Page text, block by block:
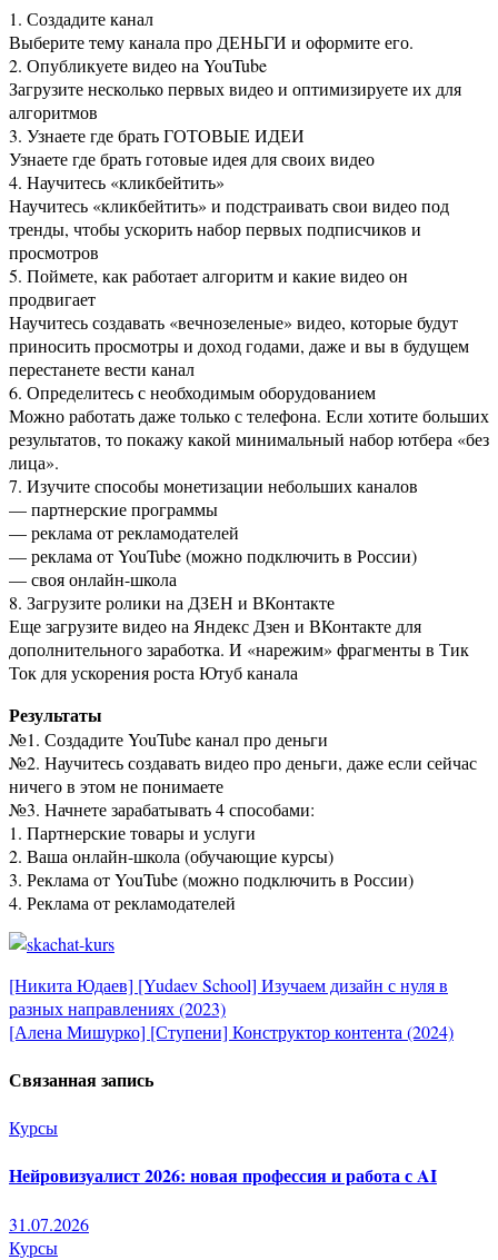
1. Создадите канал
Выберите тему канала про ДЕНЬГИ и оформите его.
2. Опубликуете видео на YouTube
Загрузите несколько первых видео и оптимизируете их для
алгоритмов
3. Узнаете где брать ГОТОВЫЕ ИДЕИ
Узнаете где брать готовые идея для своих видео
4. Научитесь «кликбейтить»
Научитесь «кликбейтить» и подстраивать свои видео под
тренды, чтобы ускорить набор первых подписчиков и
просмотров
5. Поймете, как работает алгоритм и какие видео он
продвигает
Научитесь создавать «вечнозеленые» видео, которые будут
приносить просмотры и доход годами, даже и вы в будущем
перестанете вести канал
6. Определитесь с необходимым оборудованием
Можно работать даже только с телефона. Если хотите больших
результатов, то покажу какой минимальный набор ютбера «без
лица».
7. Изучите способы монетизации небольших каналов
— партнерские программы
— реклама от рекламодателей
— реклама от YouTube (можно подключить в России)
— своя онлайн-школа
8. Загрузите ролики на ДЗЕН и ВКонтакте
Еще загрузите видео на Яндекс Дзен и ВКонтакте для
дополнительного заработка. И «нарежим» фрагменты в Тик
Ток для ускорения роста Ютуб канала
Результаты
№1. Создадите YouTube канал про деньги
№2. Научитесь создавать видео про деньги, даже если сейчас
ничего в этом не понимаете
№3. Начнете зарабатывать 4 способами:
1. Партнерские товары и услуги
2. Ваша онлайн-школа (обучающие курсы)
3. Реклама от YouTube (можно подключить в России)
4. Реклама от рекламодателей
Навигация
по
записям
[Никита Юдаев] [Yudaev School] Изучаем дизайн с нуля в
разных направлениях (2023)
[Алена Мишурко] [Ступени] Конструктор контента (2024)
Связанная запись
Курсы
Нейровизуалист 2026: новая профессия и работа с AI
31.07.2026
Курсы